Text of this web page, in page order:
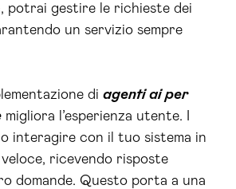
, potrai gestire le richieste dei
un servizio sempre
di agenti ai per
migliora l’esperienza utente. I
interagire con il tuo sistema in
veloce, ricevendo risposte
domande. Questo porta a una